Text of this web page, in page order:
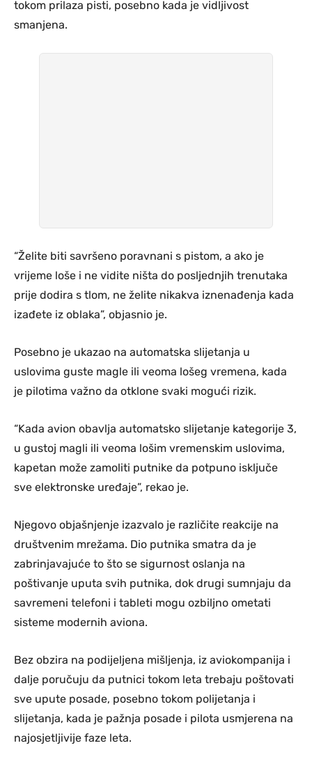
tokom prilaza pisti, posebno kada je vidljivost
smanjena.
“Želite biti savršeno poravnani s pistom, a ako je
vrijeme loše i ne vidite ništa do posljednjih trenutaka
prije dodira s tlom, ne želite nikakva iznenađenja kada
izađete iz oblaka”, objasnio je.
Posebno je ukazao na automatska slijetanja u
uslovima guste magle ili veoma lošeg vremena, kada
je pilotima važno da otklone svaki mogući rizik.
“Kada avion obavlja automatsko slijetanje kategorije 3,
u gustoj magli ili veoma lošim vremenskim uslovima,
kapetan može zamoliti putnike da potpuno isključe
sve elektronske uređaje”, rekao je.
Njegovo objašnjenje izazvalo je različite reakcije na
društvenim mrežama. Dio putnika smatra da je
zabrinjavajuće to što se sigurnost oslanja na
poštivanje uputa svih putnika, dok drugi sumnjaju da
savremeni telefoni i tableti mogu ozbiljno ometati
sisteme modernih aviona.
Bez obzira na podijeljena mišljenja, iz aviokompanija i
dalje poručuju da putnici tokom leta trebaju poštovati
sve upute posade, posebno tokom polijetanja i
slijetanja, kada je pažnja posade i pilota usmjerena na
najosjetljivije faze leta.